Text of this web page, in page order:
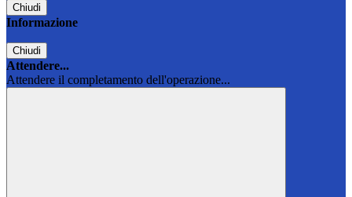
Chiudi
Informazione
Chiudi
Attendere...
Attendere il completamento dell'operazione...